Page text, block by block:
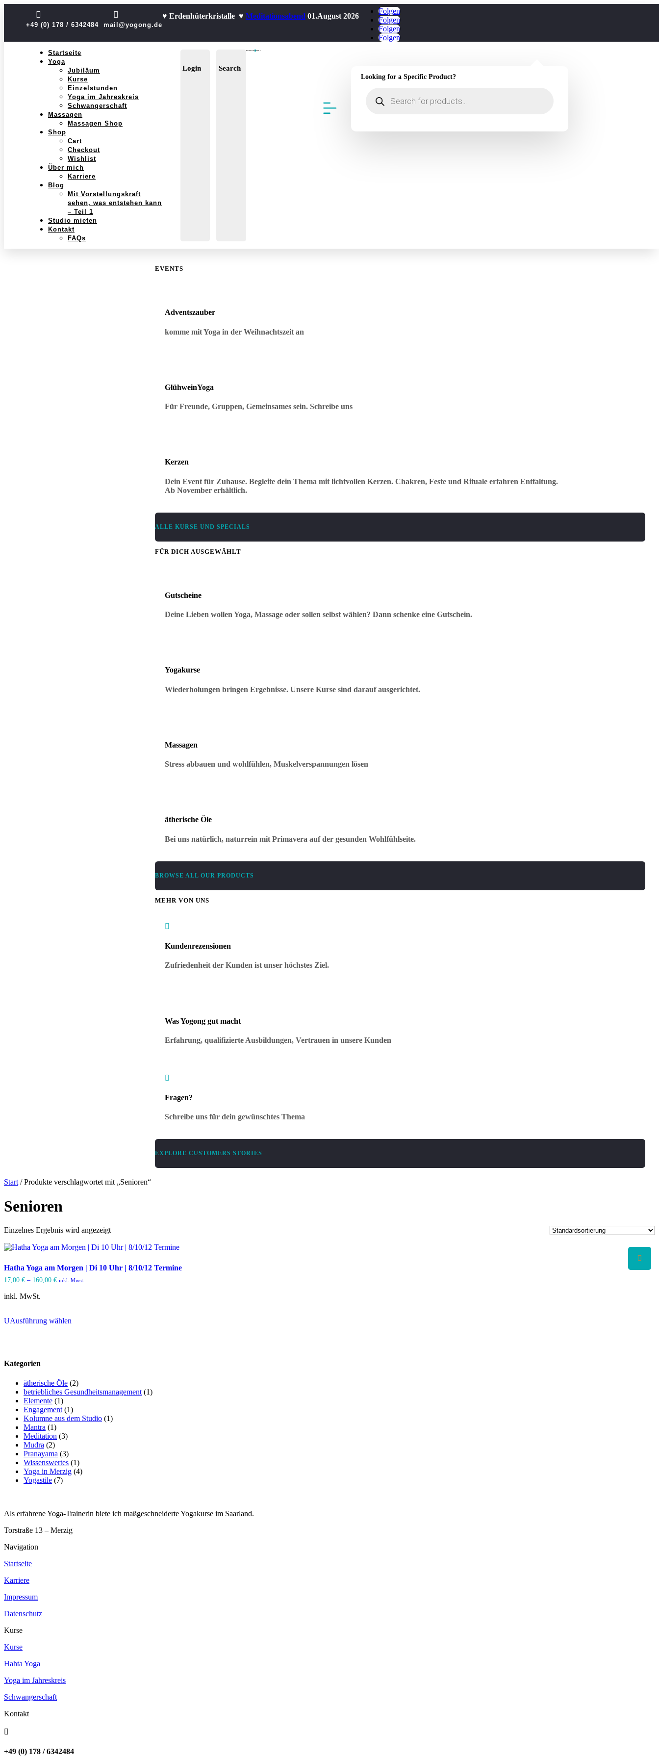

+49 (0) 178 / 6342484

mail@yogong.de
♥ Erdenhüterkristalle ♥ Meditationsabend 01.August 2026
Folgen
Folgen
Folgen
Folgen
Startseite
Yoga
Jubiläum
Kurse
Einzelstunden
Yoga im Jahreskreis
Schwangerschaft
Massagen
Massagen Shop
Shop
Cart
Checkout
Wishlist
Über mich
Karriere
Blog
Mit Vorstellungskraft
sehen, was entstehen kann
– Teil 1
Studio mieten
Kontakt
FAQs
Login Search
Warenkorb 0 0,00 €
Looking for a Specific Product?
search
EVENTS
Adventszauber
komme mit Yoga in der Weihnachtszeit an
GlühweinYoga
Für Freunde, Gruppen, Gemeinsames sein. Schreibe uns
Kerzen
Dein Event für Zuhause. Begleite dein Thema mit lichtvollen Kerzen. Chakren, Feste und Rituale erfahren Entfaltung.
Ab November erhältlich.
ALLE KURSE UND SPECIALS
FÜR DICH AUSGEWÄHLT
Gutscheine
Deine Lieben wollen Yoga, Massage oder sollen selbst wählen? Dann schenke eine Gutschein.
Yogakurse
Wiederholungen bringen Ergebnisse. Unsere Kurse sind darauf ausgerichtet.
Massagen
Stress abbauen und wohlfühlen, Muskelverspannungen lösen
ätherische Öle
Bei uns natürlich, naturrein mit Primavera auf der gesunden Wohlfühlseite.
BROWSE ALL OUR PRODUCTS
MEHR VON UNS

Kundenrezensionen
Zufriedenheit der Kunden ist unser höchstes Ziel.
Was Yogong gut macht
Erfahrung, qualifizierte Ausbildungen, Vertrauen in unsere Kunden

Fragen?
Schreibe uns für dein gewünschtes Thema
EXPLORE CUSTOMERS STORIES
Start / Produkte verschlagwortet mit „Senioren“
Senioren
Einzelnes Ergebnis wird angezeigt
Hatha Yoga am Morgen | Di 10 Uhr | 8/10/12 Termine
17,00 € – 160,00 € inkl. Mwst.
inkl. MwSt.
UAusführung wählenProdukt
können
auf
Produktseite
gewählt
Kategorien
ätherische Öle (2)
betriebliches Gesundheitsmanagement (1)
Elemente (1)
Engagement (1)
Kolumne aus dem Studio (1)
Mantra (1)
Meditation (3)
Mudra (2)
Pranayama (3)
Wissenswertes (1)
Yoga in Merzig (4)
Yogastile (7)
Als erfahrene Yoga-Trainerin biete ich maßgeschneiderte Yogakurse im Saarland.
Torstraße 13 – Merzig
Navigation
Startseite
Karriere
Impressum
Datenschutz
Kurse
Kurse
Hahta Yoga
Yoga im Jahreskreis
Schwangerschaft
Kontakt

+49 (0) 178 / 6342484